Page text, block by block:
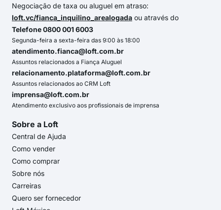
Negociação de taxa ou aluguel em atraso:
loft.vc/fianca_inquilino_arealogada ou através do
Telefone 0800 001 6003
Segunda-feira a sexta-feira das 9:00 às 18:00
atendimento.fianca@loft.com.br
Assuntos relacionados a Fiança Aluguel
relacionamento.plataforma@loft.com.br
Assuntos relacionados ao CRM Loft
imprensa@loft.com.br
Atendimento exclusivo aos profissionais de imprensa
Sobre a Loft
Central de Ajuda
Como vender
Como comprar
Sobre nós
Carreiras
Quero ser fornecedor